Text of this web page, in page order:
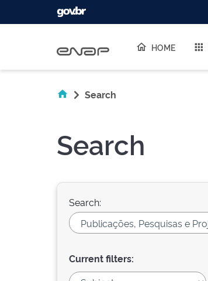
HOME
Search
Search
Search:
Current filters: